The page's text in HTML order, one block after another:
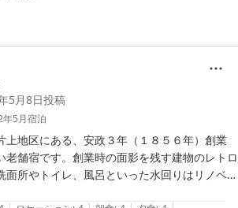
い方でした。
5月8日投稿
5月宿泊
上地区にある、安政３年（１８５６年）創業
老舗宿です。創業時の面影を残す建物のレトロ
面所やトイレ、風呂といった水回りはリノベー
館にありがちな「トイレと風呂が...」といっ